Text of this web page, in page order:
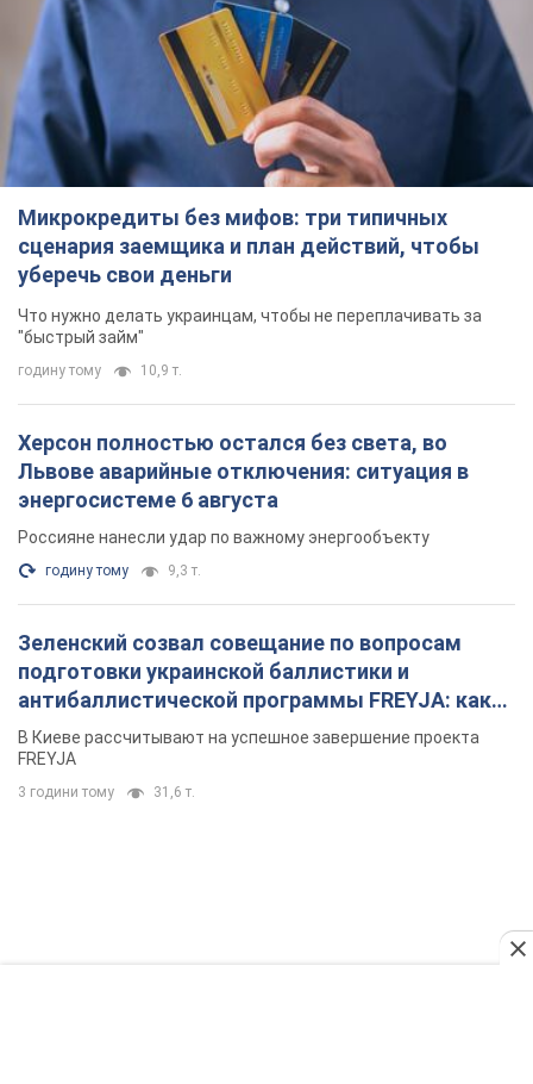
Микрокредиты без мифов: три типичных
сценария заемщика и план действий, чтобы
уберечь свои деньги
Что нужно делать украинцам, чтобы не переплачивать за
"быстрый займ"
годину тому 10,9 т.
Херсон полностью остался без света, во
Львове аварийные отключения: ситуация в
энергосистеме 6 августа
Россияне нанесли удар по важному энергообъекту
годину тому 9,3 т.
Зеленский созвал совещание по вопросам
подготовки украинской баллистики и
антибаллистической программы FREYJA: какие
решения готовятся
В Киеве рассчитывают на успешное завершение проекта
FREYJA
3 години тому 31,6 т.